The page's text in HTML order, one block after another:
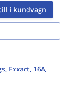
i kundvagn
Exxact, 16A,